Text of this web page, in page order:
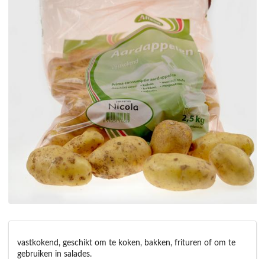
vastkokend, geschikt om te koken, bakken, frituren of om te
gebruiken in salades.